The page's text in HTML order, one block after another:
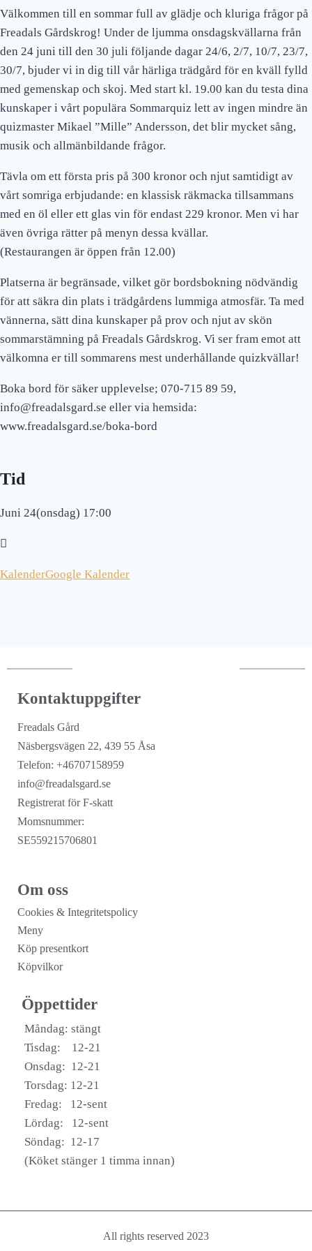
Välkommen till en sommar full av glädje och kluriga frågor på
Freadals Gårdskrog! Under de ljumma onsdagskvällarna från
den 24 juni till den 30 juli följande dagar 24/6, 2/7, 10/7, 23/7,
30/7, bjuder vi in dig till vår härliga trädgård för en kväll fylld
med gemenskap och skoj. Med start kl. 19.00 kan du testa dina
kunskaper i vårt populära Sommarquiz lett av ingen mindre än
quizmaster Mikael ”Mille” Andersson, det blir mycket sång,
musik och allmänbildande frågor.
Tävla om ett första pris på 300 kronor och njut samtidigt av
vårt somriga erbjudande: en klassisk räkmacka tillsammans
med en öl eller ett glas vin för endast 229 kronor. Men vi har
även övriga rätter på menyn dessa kvällar.
(Restaurangen är öppen från 12.00)
Platserna är begränsade, vilket gör bordsbokning nödvändig
för att säkra din plats i trädgårdens lummiga atmosfär. Ta med
vännerna, sätt dina kunskaper på prov och njut av skön
sommarstämning på Freadals Gårdskrog. Vi ser fram emot att
välkomna er till sommarens mest underhållande quizkvällar!
Boka bord för säker upplevelse; 070-715 89 59,
info@freadalsgard.se eller via hemsida:
www.freadalsgard.se/boka-bord
Tid
Juni 24(onsdag) 17:00
KalenderGoogle Kalender
Kontaktuppgifter
Freadals Gård
Näsbergsvägen 22, 439 55 Åsa
Telefon: +46707158959
info@freadalsgard.se
Registrerat för F-skatt
Momsnummer:
SE559215706801
Om oss
Cookies & Integritetspolicy
Meny
Köp presentkort
Köpvilkor
Öppettider
Måndag: stängt
Tisdag: 12-21
Onsdag: 12-21
Torsdag: 12-21
Fredag: 12-sent
Lördag: 12-sent
Söndag: 12-17
(Köket stänger 1 timma innan)
All rights reserved 2023